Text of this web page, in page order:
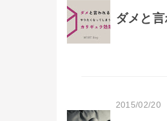
ダメと
2015/02/20